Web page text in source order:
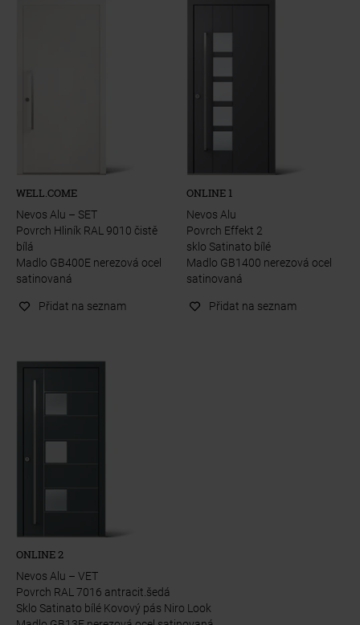
WELL.COME
Nevos Alu – SET
Povrch Hliník RAL 9010 čistě
bílá
Madlo GB400E nerezová ocel
satinovaná
Přidat na seznam
ONLINE 1
Nevos Alu
Povrch Effekt 2
sklo Satinato bílé
Madlo GB1400 nerezová ocel
satinovaná
Přidat na seznam
ONLINE 2
Nevos Alu – VET
Povrch RAL 7016 antracit.šedá
Sklo Satinato bílé Kovový pás Niro Look